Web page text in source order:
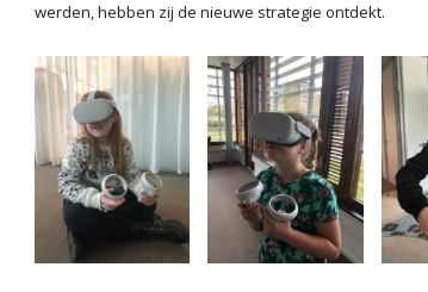
werden, hebben zij de nieuwe strategie ontdekt.